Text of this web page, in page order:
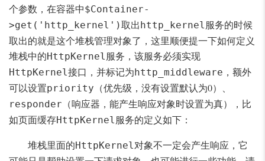
个参数，在容器中$Container-
>get('http_kernel')取出 http_kernel服务的时候
取出的就是这个堆栈管理对象了，这里顺便提一下如何定义
堆栈中的HttpKernel服务，该服务必须实现
HttpKernel接口，并标记为 http_middleware ，额外
可以设置priority （优先级，没有设置默认为0）、
responder （响应器，能产生响应对象时设置为真），比
如页面缓存HttpKernel服务的定义如下：
堆栈里面的HttpKernel对象不一定会产生响应，它